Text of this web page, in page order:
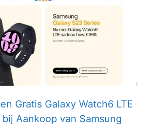
Gratis Galaxy Watch6 LTE
bij Aankoop van Samsung